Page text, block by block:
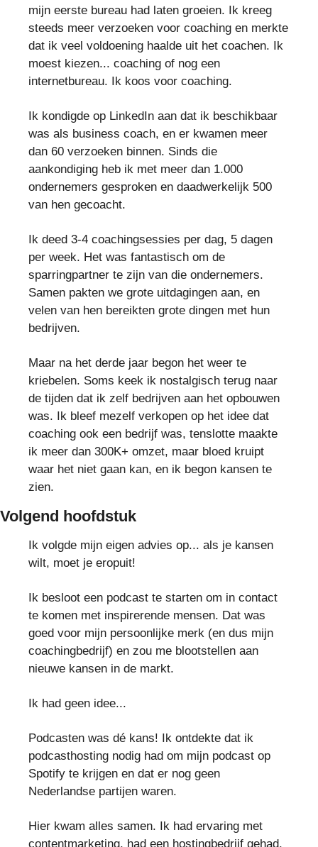
mijn eerste bureau had laten groeien. Ik kreeg
steeds meer verzoeken voor coaching en merkte
dat ik veel voldoening haalde uit het coachen. Ik
moest kiezen... coaching of nog een
internetbureau. Ik koos voor coaching.
Ik kondigde op LinkedIn aan dat ik beschikbaar
was als business coach, en er kwamen meer
dan 60 verzoeken binnen. Sinds die
aankondiging heb ik met meer dan 1.000
ondernemers gesproken en daadwerkelijk 500
van hen gecoacht.
Ik deed 3-4 coachingsessies per dag, 5 dagen
per week. Het was fantastisch om de
sparringpartner te zijn van die ondernemers.
Samen pakten we grote uitdagingen aan, en
velen van hen bereikten grote dingen met hun
bedrijven.
Maar na het derde jaar begon het weer te
kriebelen. Soms keek ik nostalgisch terug naar
de tijden dat ik zelf bedrijven aan het opbouwen
was. Ik bleef mezelf verkopen op het idee dat
coaching ook een bedrijf was, tenslotte maakte
ik meer dan 300K+ omzet, maar bloed kruipt
waar het niet gaan kan, en ik begon kansen te
zien.
Volgend hoofdstuk
Ik volgde mijn eigen advies op... als je kansen
wilt, moet je eropuit!
Ik besloot een podcast te starten om in contact
te komen met inspirerende mensen. Dat was
goed voor mijn persoonlijke merk (en dus mijn
coachingbedrijf) en zou me blootstellen aan
nieuwe kansen in de markt.
Ik had geen idee...
Podcasten was dé kans! Ik ontdekte dat ik
podcasthosting nodig had om mijn podcast op
Spotify te krijgen en dat er nog geen
Nederlandse partijen waren.
Hier kwam alles samen. Ik had ervaring met
contentmarketing, had een hostingbedrijf gehad,